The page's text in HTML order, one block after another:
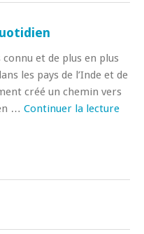
et de plus en plus
les pays de l’Inde et de
créé un chemin vers
… Continuer la lecture